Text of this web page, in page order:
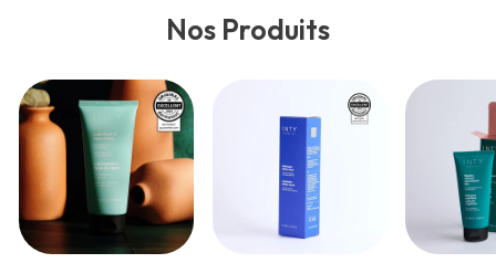
Nos Produits